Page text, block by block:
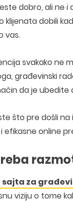
dobro, ali ne i
klijenata dobili
vas.
svakako ne
građevinski
da je ubedite
što pre došli
efikasne online
sajta za
viziju o tome